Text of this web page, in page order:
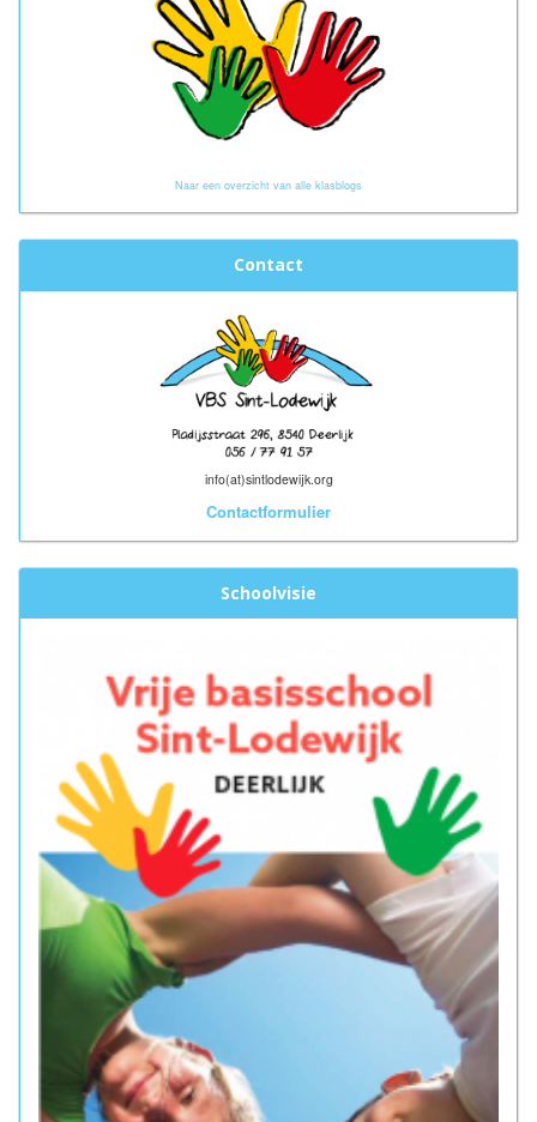
Naar een overzicht van alle klasblogs
Contact
info(at)sintlodewijk.org
Contactformulier
Schoolvisie